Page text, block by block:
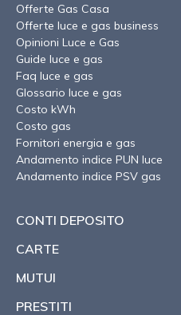
Offerte Gas Casa
Offerte luce e gas business
Opinioni Luce e Gas
Guide luce e gas
Faq luce e gas
Glossario luce e gas
Costo kWh
Costo gas
Fornitori energia e gas
Andamento indice PUN luce
Andamento indice PSV gas
CONTI DEPOSITO
CARTE
MUTUI
PRESTITI